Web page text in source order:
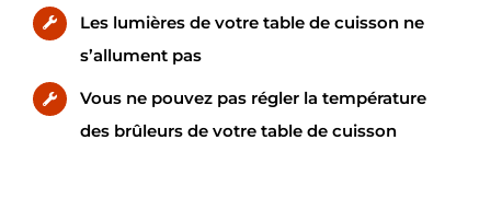
Les lumières de votre table de cuisson ne
s’allument pas
Vous ne pouvez pas régler la température
des brûleurs de votre table de cuisson